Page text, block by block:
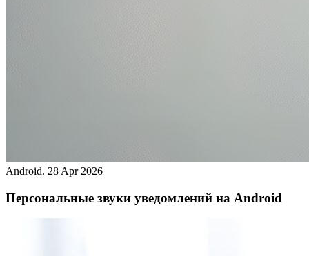
Android. 28 Apr 2026
Персональные звуки уведомлений на Android